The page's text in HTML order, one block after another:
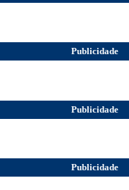
Publicidade
Publicidade
Publicidade